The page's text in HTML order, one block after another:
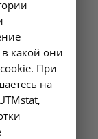
какой они
При
на